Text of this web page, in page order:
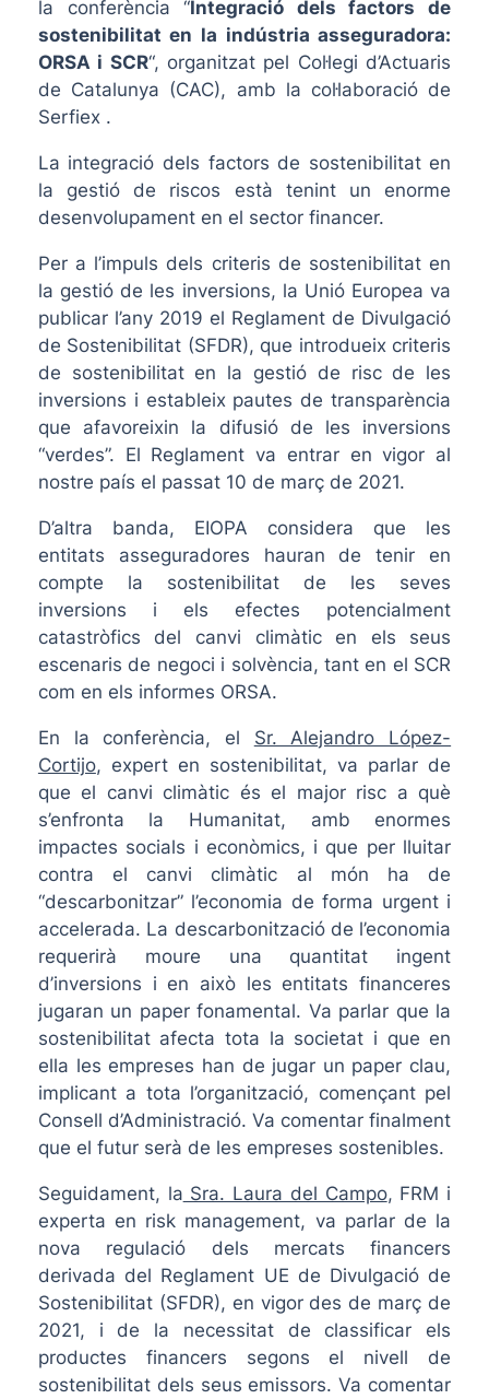
la conferència “Integració dels factors de
sostenibilitat en la indústria asseguradora:
ORSA i SCR“, organitzat pel Col·legi d’Actuaris
de Catalunya (CAC), amb la col·laboració de
Serfiex .
La integració dels factors de sostenibilitat en
la gestió de riscos està tenint un enorme
desenvolupament en el sector financer.
Per a l’impuls dels criteris de sostenibilitat en
la gestió de les inversions, la Unió Europea va
publicar l’any 2019 el Reglament de Divulgació
de Sostenibilitat (SFDR), que introdueix criteris
de sostenibilitat en la gestió de risc de les
inversions i estableix pautes de transparència
que afavoreixin la difusió de les inversions
“verdes”. El Reglament va entrar en vigor al
nostre país el passat 10 de març de 2021.
D’altra banda, EIOPA considera que les
entitats asseguradores hauran de tenir en
compte la sostenibilitat de les seves
inversions i els efectes potencialment
catastròfics del canvi climàtic en els seus
escenaris de negoci i solvència, tant en el SCR
com en els informes ORSA.
En la conferència, el Sr. Alejandro López-
Cortijo, expert en sostenibilitat, va parlar de
que el canvi climàtic és el major risc a què
s’enfronta la Humanitat, amb enormes
impactes socials i econòmics, i que per lluitar
contra el canvi climàtic al món ha de
“descarbonitzar” l’economia de forma urgent i
accelerada. La descarbonització de l’economia
requerirà moure una quantitat ingent
d’inversions i en això les entitats financeres
jugaran un paper fonamental. Va parlar que la
sostenibilitat afecta tota la societat i que en
ella les empreses han de jugar un paper clau,
implicant a tota l’organització, començant pel
Consell d’Administració. Va comentar finalment
que el futur serà de les empreses sostenibles.
Seguidament, la Sra. Laura del Campo, FRM i
experta en risk management, va parlar de la
nova regulació dels mercats financers
derivada del Reglament UE de Divulgació de
Sostenibilitat (SFDR), en vigor des de març de
2021, i de la necessitat de classificar els
productes financers segons el nivell de
sostenibilitat dels seus emissors. Va comentar